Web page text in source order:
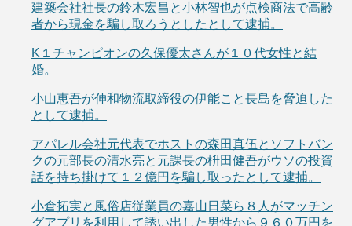
建築会社社長の鈴木宏昌と小林智也が点検商法で高齢
者から現金を騙し取ろうとしたとして逮捕。
K１チャンピオンの久保優太さんが１０代女性と結
婚。
小山恵吾が伸和物流取締役の伊能こと長島を脅迫した
として逮捕。
アパレル会社元代表でホストの森田真伍とソフトバン
クの元部長の清水亮と元課長の枡田健吾がウソの投資
話を持ち掛けて１２億円を騙し取ったとして逮捕。
小倉拓実と風俗店従業員の嘉山日菜ら８人がマッチン
グアプリを利用して誘い出した男性から９６０万円を